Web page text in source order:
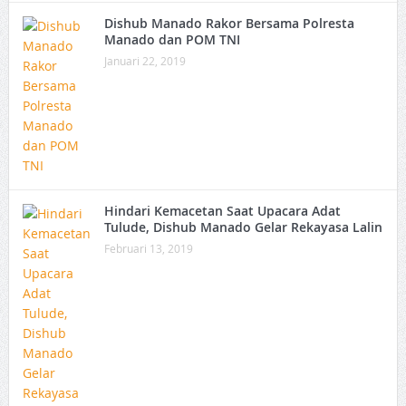
Dishub Manado Rakor Bersama Polresta
Manado dan POM TNI
Januari 22, 2019
Hindari Kemacetan Saat Upacara Adat
Tulude, Dishub Manado Gelar Rekayasa Lalin
Februari 13, 2019